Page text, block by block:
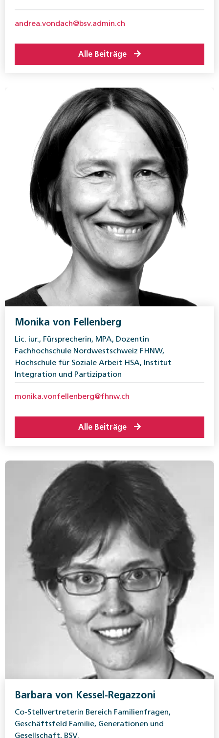
andrea.vondach@bsv.admin.ch
Alle Beiträge
Monika von Fellenberg
Lic. iur., Fürsprecherin, MPA, Dozentin
Fachhochschule Nordwestschweiz FHNW,
Hochschule für Soziale Arbeit HSA, Institut
Integration und Partizipation
monika.vonfellenberg@fhnw.ch
Alle Beiträge
Barbara von Kessel-Regazzoni
Co-Stellvertreterin Bereich Familienfragen,
Geschäftsfeld Familie, Generationen und
Gesellschaft, BSV.